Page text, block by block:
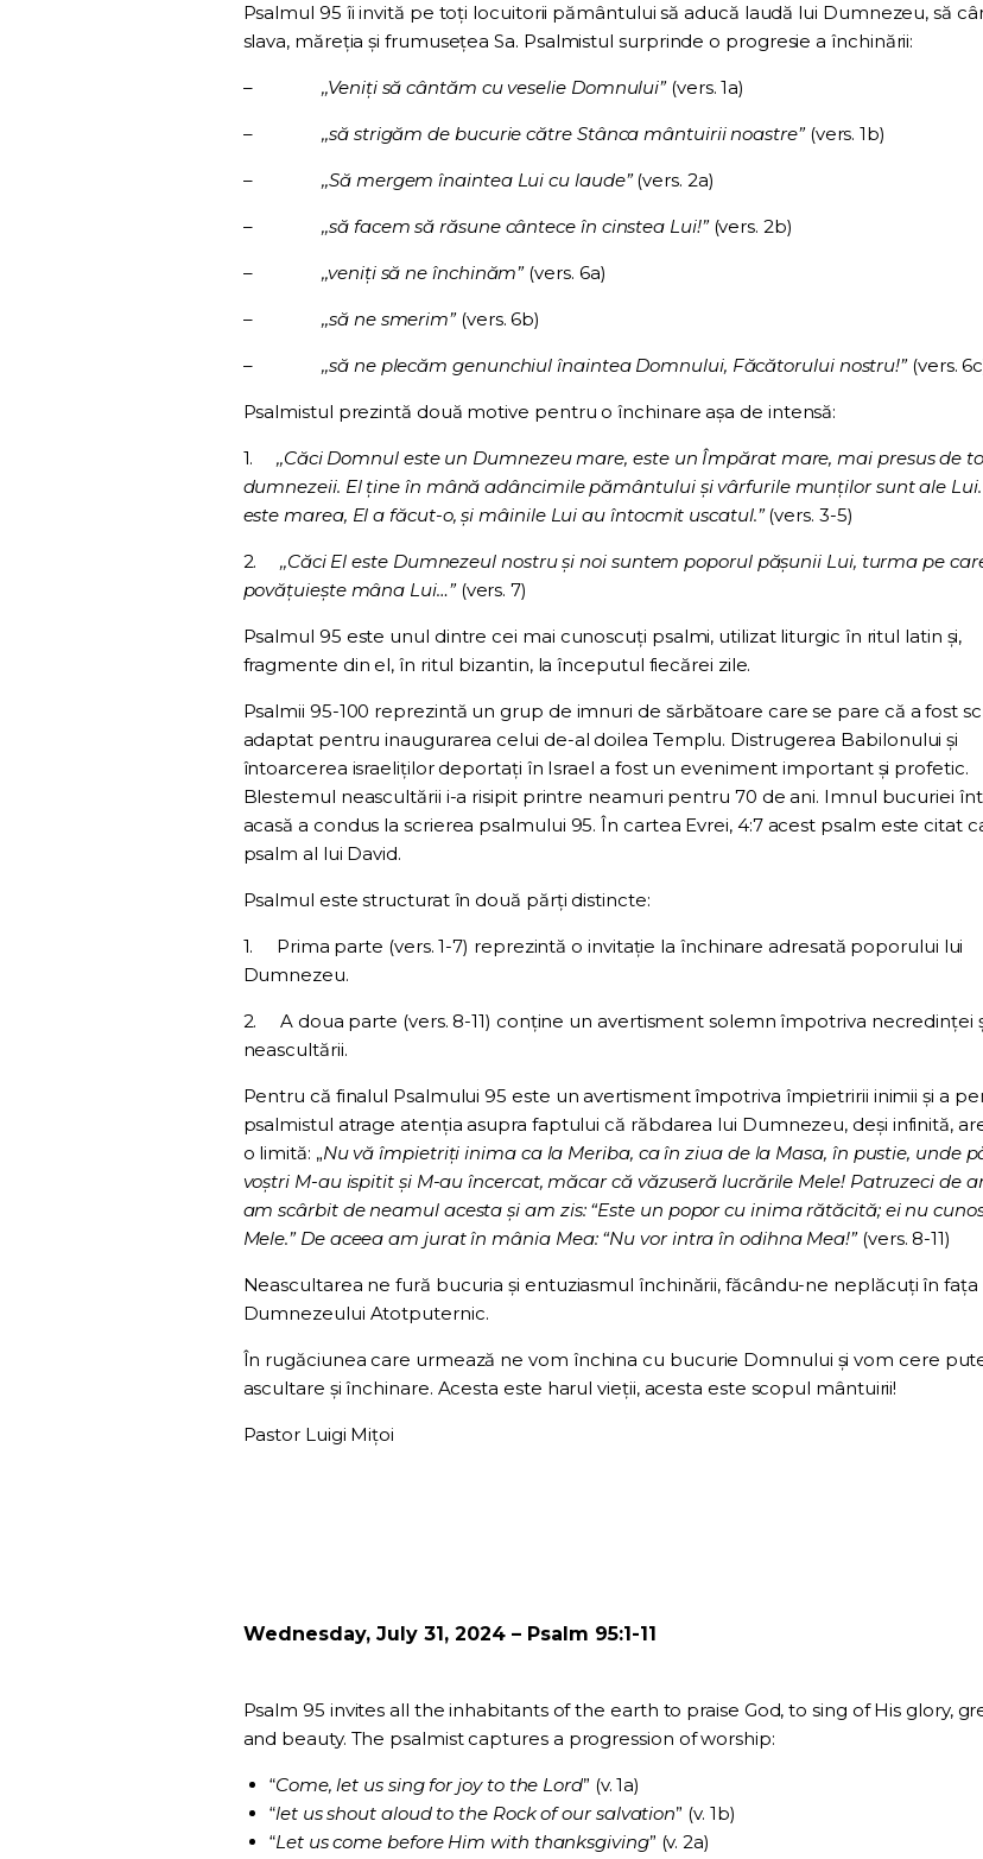
Psalmul 95 îi invită pe toți locuitorii pământului să aducă laudă lui Dumnezeu, să
slava, măreția și frumusețea Sa. Psalmistul surprinde o progresie a închinării:
– ,,Veniţi să cântăm cu veselie Domnului”(vers. 1a)
– ,,să strigăm de bucurie către Stânca mântuirii noastre”(vers. 1b)
– ,,Să mergem înaintea Lui cu laude”(vers. 2a)
– ,,să facem să răsune cântece în cinstea Lui!” (vers. 2b)
– ,,veniţi să ne închinăm”(vers. 6a)
– ,,să ne smerim” (vers. 6b)
– ,,să ne plecăm genunchiul înaintea Domnului, Făcătorului nostru!”(vers.
Psalmistul prezintă două motive pentru o închinare așa de intensă:
1.
,,Căci Domnul este un Dumnezeu mare, este un Împărat mare, mai presus de
dumnezeii. El ţine în mână adâncimile pământului şi vârfurile munţilor sunt ale
este marea, El a făcut-o, şi mâinile Lui au întocmit uscatul.”(vers. 3-5)
2.
,,Căci El este Dumnezeul nostru şi noi suntem poporul păşunii Lui, turma pe
povăţuieşte mâna Lui…”(vers. 7)
Psalmul 95 este unul dintre cei mai cunoscuți psalmi, utilizat liturgic în ritul latin și,
fragmente din el, în ritul bizantin, la începutul fiecărei zile.
Psalmii 95-100 reprezintă un grup de imnuri de sărbătoare care se pare că a fost
adaptat pentru inaugurarea celui de-al doilea Templu. Distrugerea Babilonului și
întoarcerea israeliților deportați în Israel a fost un eveniment important și profetic.
Blestemul neascultării i-a risipit printre neamuri pentru 70 de ani. Imnul bucuriei
acasă a condus la scrierea psalmului 95. În cartea Evrei, 4:7 acest psalm este citat
psalm al lui David.
Psalmul este structurat în două părți distincte:
1.
Prima parte (vers. 1-7) reprezintă o invitație la închinare adresată poporului lui
Dumnezeu.
2.
A doua parte (vers. 8-11) conține un avertisment solemn împotriva necredinței
neascultării.
Pentru că finalul Psalmului 95 este un avertisment împotriva împietririi inimii și a
psalmistul atrage atenția asupra faptului că răbdarea lui Dumnezeu, deși infinită,
o limită: „Nu vă împietriţi inima ca la Meriba, ca în ziua de la Masa, în pustie, unde
voştri M-au ispitit şi M-au încercat, măcar că văzuseră lucrările Mele! Patruzeci de
am scârbit de neamul acesta şi am zis: “Este un popor cu inima rătăcită; ei nu
Mele.” De aceea am jurat în mânia Mea: “Nu vor intra în odihna Mea!”(vers. 8-11)
Neascultarea ne fură bucuria și entuziasmul închinării, făcându-ne neplăcuți în fața
Dumnezeului Atotputernic.
În rugăciunea care urmează ne vom închina cu bucurie Domnului și vom cere
ascultare și închinare. Acesta este harul vieții, acesta este scopul mântuirii!
Pastor Luigi Mițoi
Wednesday, July 31, 2024 – Psalm 95:1-11
Psalm 95 invites all the inhabitants of the earth to praise God, to sing of His glory,
and beauty. The psalmist captures a progression of worship:
“Come, let us sing for joy to the Lord” (v. 1a)
“let us shout aloud to the Rock of our salvation” (v. 1b)
“Let us come before Him with thanksgiving” (v. 2a)